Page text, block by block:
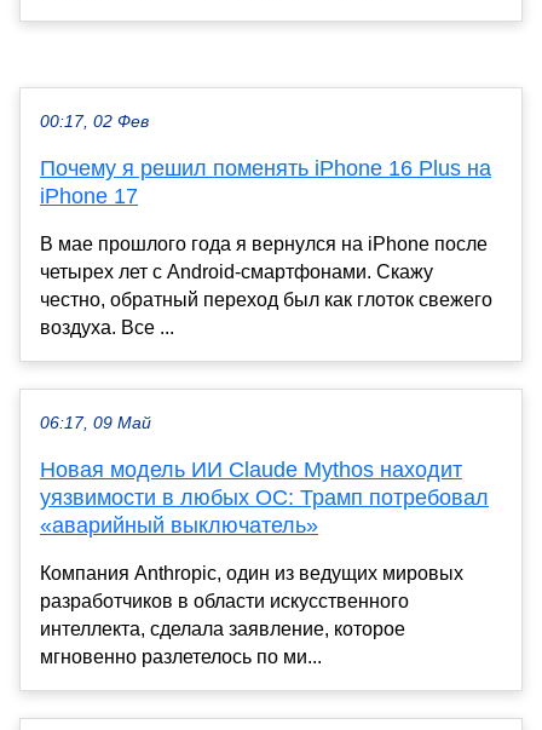
00:17, 02 Фев
Почему я решил поменять iPhone 16 Plus на
iPhone 17
В мае прошлого года я вернулся на iPhone после
четырех лет с Android-смартфонами. Скажу
честно, обратный переход был как глоток свежего
воздуха. Все ...
06:17, 09 Май
Новая модель ИИ Claude Mythos находит
уязвимости в любых ОС: Трамп потребовал
«аварийный выключатель»
Компания Anthropic, один из ведущих мировых
разработчиков в области искусственного
интеллекта, сделала заявление, которое
мгновенно разлетелось по ми...